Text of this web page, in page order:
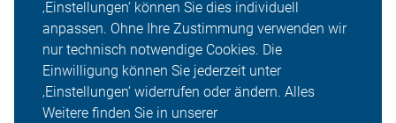
‚Einstellungen‘ können Sie dies individuell
anpassen. Ohne Ihre Zustimmung verwenden wir
nur technisch notwendige Cookies. Die
Einwilligung können Sie jederzeit unter
‚Einstellungen‘ widerrufen oder ändern. Alles
Weitere finden Sie in unserer
Was ist der Unterschied zwischen
Schutzstreifen und Radfahrstreifen?
Und was ist ein Radweg?